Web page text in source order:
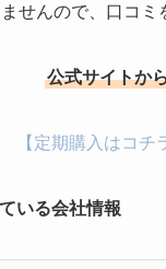
せんので、口コミ
公式サイトか
【定期購入はコチ
いる会社情報